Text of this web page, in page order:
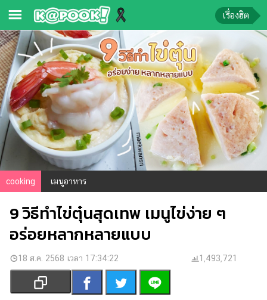
ข่าว-
ความ
รู้
ข่าว
ข่าว
บันเทิง
ตรวจ
หวย
ผล
บอล
สด
การ
เงิน
การ
เรื่องฮิต
cooking เมนูอาหาร
9 วิธีทำไข่ตุ๋นสุดเทพ เมนูไข่ง่าย ๆ
อร่อยหลากหลายแบบ
18 ส.ค. 2568 เวลา 17:34:22 1,493,721